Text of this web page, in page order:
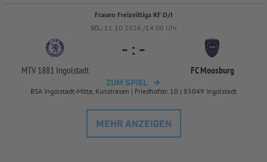
Frauen Freizeitliga KF D/I
SO.. 11.10.2026 /14:00 Uhr
MTV 1881 Ingolstadt
- : -
FC Moosburg
ZUM SPIEL
BSA Ingolstadt-Mitte, Kunstrasen | Friedhofstr. 10 | 85049 Ingolstadt
MEHR ANZEIGEN